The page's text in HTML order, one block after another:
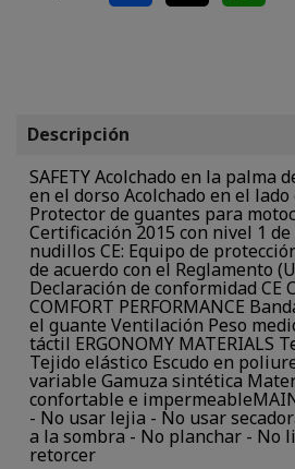
Descripción
SAFETY Acolchado en la palma
en el dorso Acolchado en el lado
Protector de guantes para
Certificación 2015 con nivel 1
nudillos CE: Equipo de
de acuerdo con el Reglamento
Declaración de conformidad CE
COMFORT PERFORMANCE
el guante Ventilación Peso
táctil ERGONOMY MATERIALS
Tejido elástico Escudo en
variable Gamuza sintética
confortable e
- No usar lejia - No usar
a la sombra - No planchar - No
retorcer